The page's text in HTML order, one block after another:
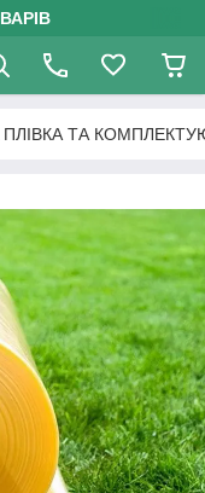
ТА